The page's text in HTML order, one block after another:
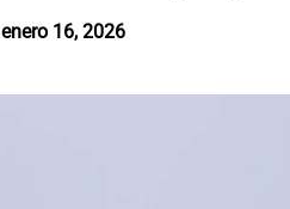
enero 16, 2026